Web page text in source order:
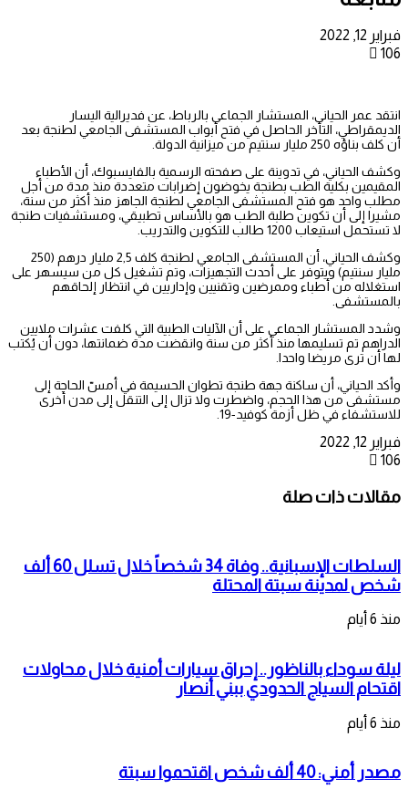
فبراير 12, 2022
106
انتقد عمر الحياني، المستشار الجماعي بالرباط، عن فديرالية اليسار
الديمقراطي، التأخر الحاصل في فتح أبواب المستشفى الجامعي لطنجة بعد
أن كلف بناؤه 250 مليار سنتيم من ميزانية الدولة.
وكشف الحياني، في تدوينة على صفحته الرسمية بالفايسبوك، أن الأطباء
المقيمين بكلية الطب بطنجة يخوضون إضرابات متعددة منذ مدة من أجل
مطلب واحد هو فتح المستشفى الجامعي لطنجة الجاهز منذ أكثر من سنة،
مشيرا إلى أن تكوين طلبة الطب هو بالأساس تطبيقي، ومستشفيات طنجة
لا تستحمل استيعاب 1200 طالب للتكوين والتدريب.
وكشف الحياني، أن المستشفى الجامعي لطنجة كلف 2,5 مليار درهم (250
مليار سنتيم) ويتوفر على أحدث التجهيزات، وتم تشغيل كل من سيسهر على
استغلاله من أطباء وممرضين وتقنيين وإداريين في انتظار إلحاقهم
بالمستشفى.
وشدد المستشار الجماعي على أن الآليات الطبية التي كلفت عشرات ملايين
الدراهم تم تسليمها منذ أكثر من سنة وانقضت مدة ضمانتها، دون أن يُكتب
لها أن ترى مريضا واحدا.
وأكد الحياني، أن ساكنة جهة طنجة تطوان الحسيمة في أمسّ الحاجة إلى
مستشفى من هذا الحجم، واضطرت ولا تزال إلى التنقل إلى مدن أخرى
للاستشفاء في ظل أزمة كوفيد-19.
فبراير 12, 2022
106
مقالات ذات صلة
السلطات الإسبانية.. وفاة 34 شخصاً خلال تسلل 60 ألف
شخص لمدينة سبتة المحتلة
منذ 6 أيام
ليلة سوداء بالناظور.. إحراق سيارات أمنية خلال محاولات
اقتحام السياج الحدودي ببني أنصار
منذ 6 أيام
مصدر أمني: 40 ألف شخص اقتحموا سبتة